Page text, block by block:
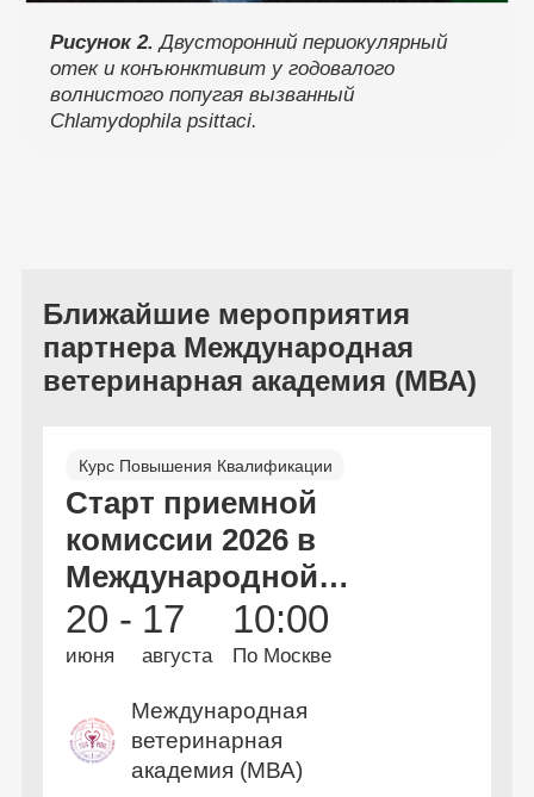
Рисунок 2. Двусторонний периокулярный
отек и конъюнктивит у годовалого
волнистого попугая вызванный
Chlamydophila psittaci.
Ближайшие мероприятия
партнера Международная
ветеринарная академия (МВА)
Курс Повышения Квалификации
Онлайн и офлайн Бесплатно
Старт приемной
комиссии 2026 в
Международной
Ветеринарной
Академии.
20 -
июня
17
августа
10:00
По Москве
Международная
ветеринарная
академия (МВА)